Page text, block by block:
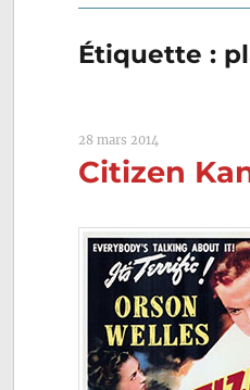
Étiquette :
28 mars 2014
Citizen